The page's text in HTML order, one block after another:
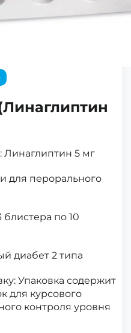
Линаглиптин 5 мг
для перорального
блистера по 10
диабет 2 типа
Упаковка содержит
для курсового
контроля уровня